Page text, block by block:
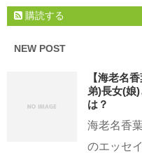
購読する
NEW POST
【海老名
弟)長女(娘
は？
海老名香
のエッセ